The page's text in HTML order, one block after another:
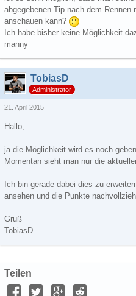
abgegebenen Tip nach dem Rennen
anschauen kann?
Ich habe bisher keine Möglichkeit
manny
TobiasD
Administrator
21. April 2015
Hallo,
ja die Möglichkeit wird es noch
Momentan sieht man nur die
Ich bin gerade dabei dies zu
ansehen und die Punkte
Gruß
TobiasD
Teilen